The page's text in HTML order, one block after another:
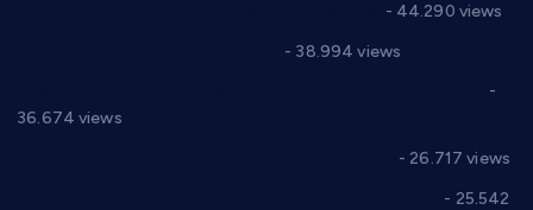
- 44.290 views
- 38.994 views
-
36.674 views
- 26.717 views
- 25.542